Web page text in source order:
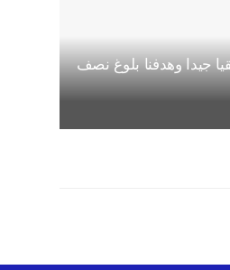
جيدا وهدفنا بلوغ نصف